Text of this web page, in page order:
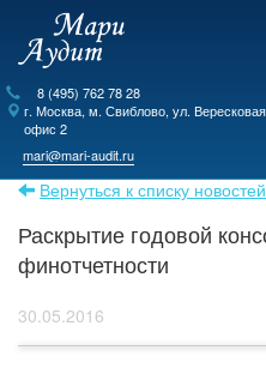
8 (495) 762 78 28
г. Москва, м. Свиблово,ул.
офис 2
mari@mari-audit.ru
Вернуться к списку новостей
Раскрытие годовой
финотчетности
30.05.2016